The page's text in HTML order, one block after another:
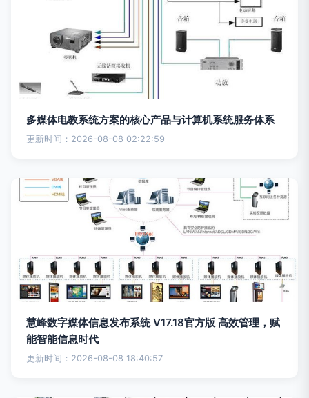
多媒体电教系统方案的核心产品与计算机系统服务体系
更新时间：2026-08-08 02:22:59
慧峰数字媒体信息发布系统 V17.18官方版 高效管理，赋
能智能信息时代
更新时间：2026-08-08 18:40:57